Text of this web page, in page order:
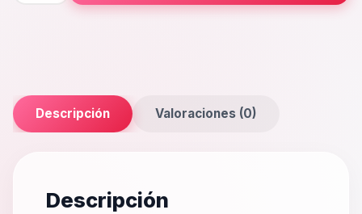
Descripción Valoraciones (0)
Descripción